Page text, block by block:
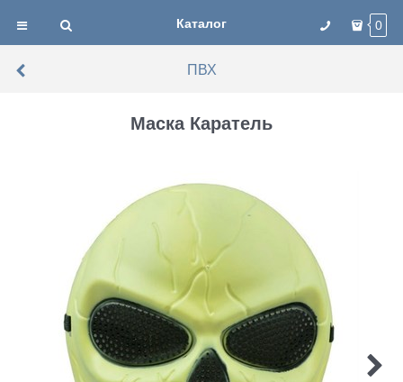
Каталог 0
ПВХ
Маска Каратель